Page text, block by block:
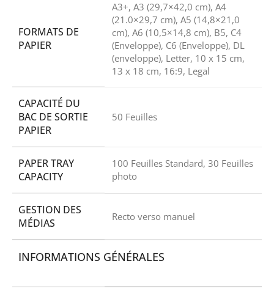
FORMATS DE
PAPIER
A3+, A3 (29,7×42,0 cm), A4
(21.0×29,7 cm), A5 (14,8×21,0
cm), A6 (10,5×14,8 cm), B5, C4
(Enveloppe), C6 (Enveloppe), DL
(enveloppe), Letter, 10 x 15 cm,
13 x 18 cm, 16:9, Legal
CAPACITÉ DU
BAC DE SORTIE
PAPIER
50 Feuilles
PAPER TRAY
CAPACITY
100 Feuilles Standard, 30 Feuilles
photo
GESTION DES
MÉDIAS
Recto verso manuel
INFORMATIONS GÉNÉRALES